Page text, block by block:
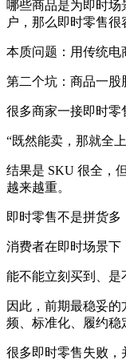
哪些商品是为即时场
户，那么即时零售很
本质问题：用传统电
第二个坑：商品一股
很多商家一接即时零
“既然能卖，那就全
结果是 SKU 很全，
越来越重。
即时零售不是拼货多
消费者在即时场景下
能不能立刻买到、是
因此，前期最稳妥
频、标准化、履约稳
很多即时零售失败，